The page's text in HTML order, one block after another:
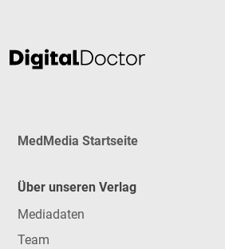
MedMedia Startseite
Über unseren Verlag
Mediadaten
Team